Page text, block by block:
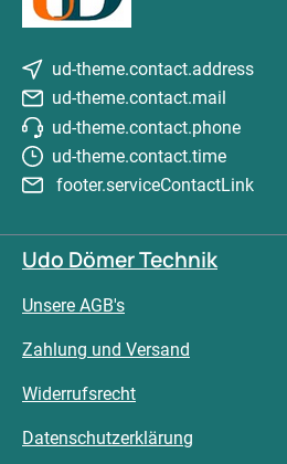
ud-theme.contact.address
ud-theme.contact.mail
ud-theme.contact.phone
ud-theme.contact.time
footer.serviceContactLink
Udo Dömer Technik
Unsere AGB's
Zahlung und Versand
Widerrufsrecht
Datenschutzerklärung